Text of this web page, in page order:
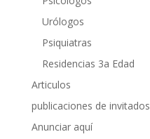
Urólogos
Psiquiatras
Residencias 3a Edad
Articulos
publicaciones de invitados
Anunciar aquí